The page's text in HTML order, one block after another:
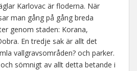
Karlovac är floderna. När
man gång på gång breda
genom staden: Korana,
En tredje sak är allt det
vallgravsområden? och parker.
sömnigt av allt detta betande i